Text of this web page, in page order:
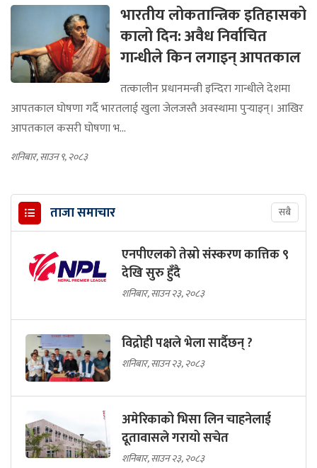
भारतीय लोकतान्त्रिक इतिहासको
कालो दिन: अवैध निर्वाचित
गान्धीले किन लगाइन् आपतकाल
तत्कालीन प्रधानमन्त्री इन्दिरा गान्धीले देशमा
आपतकाल घोषणा गर्दै भारतलाई खुला जेलजस्तै अवस्थामा पुर्‍याइन्। आखिर
आपतकाल कसरी घोषणा भ...
शनिबार, साउन ९, २०८३
ताजा समाचार सबै
एनपीएलको तेस्रो संस्करण कात्तिक ९
देखि सुरु हुँदै
शनिबार, साउन २३, २०८३
विद्रोही पक्षले भेला सार्दैछन् ?
शनिबार, साउन २३, २०८३
अमेरिकाको भिसा लिन चाहनेलाई
दूतावासले गरायो सचेत
शनिबार, साउन २३, २०८३